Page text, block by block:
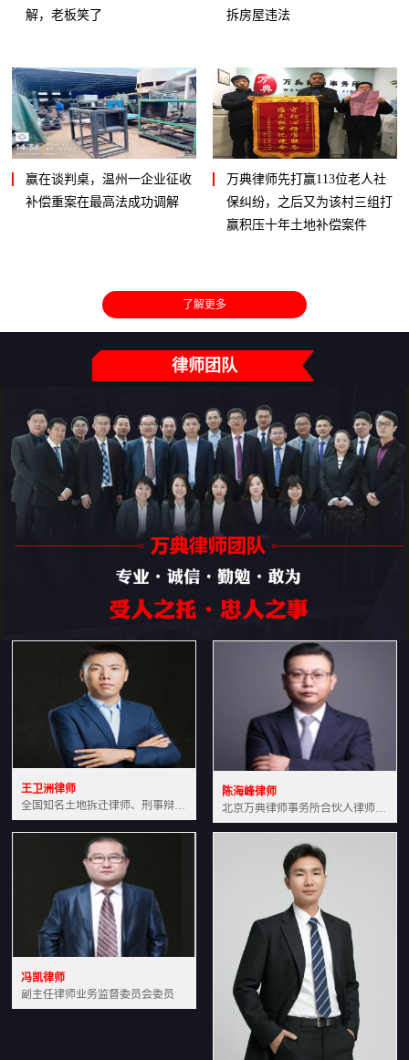
解，老板笑了
拆房屋违法
赢在谈判桌，温州一企业征收
补偿重案在最高法成功调解
万典律师先打赢113位老人社
保纠纷，之后又为该村三组打
赢积压十年土地补偿案件
了解更多
律师团队
王卫洲律师
全国知名土地拆迁律师、刑事辩护律师北京万典律师事务所主任中国法学会会员北京市行政法研究会理事
陈海峰律师
北京万典律师事务所合伙人律师土地房产专业资深律师
冯凯律师
副主任律师业务监督委员会委员